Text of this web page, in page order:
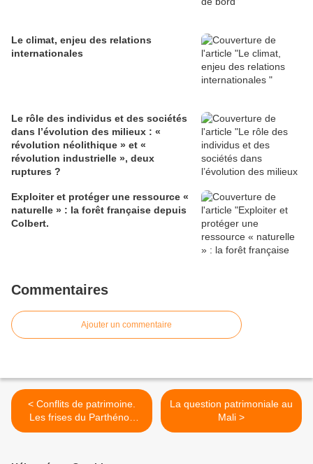
Le climat, enjeu des relations
internationales
Le rôle des individus et des sociétés
dans l’évolution des milieux : «
révolution néolithique » et «
révolution industrielle », deux
ruptures ?
Exploiter et protéger une ressource «
naturelle » : la forêt française depuis
Colbert.
Commentaires
Ajouter un commentaire
< Conflits de patrimoine.
Les frises du Parthénon
depuis le XIXe siècle
La question patrimoniale au
Mali >